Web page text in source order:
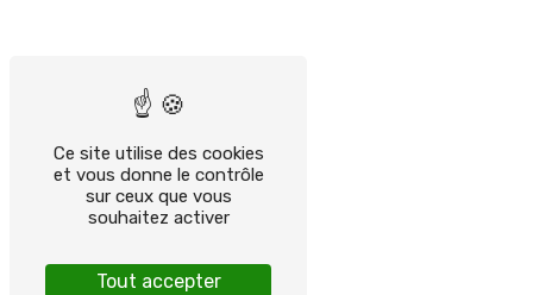
Ce site utilise des cookies
et vous donne le contrôle
sur ceux que vous
souhaitez activer
Tout accepter